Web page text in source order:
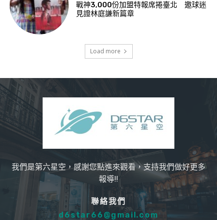
戰神3,000份加盟特報席捲臺北 邀球迷
見證林庭謙新篇章
Load more
我們是第六星空，感謝您點進來觀看，支持我們做好更多
報導!!
聯絡我們
d6star66@gmail.com